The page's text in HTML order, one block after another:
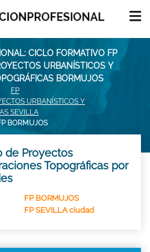
CICLO FORMATIVO FP
URBANÍSTICOS Y
BORMUJOS
FP
URBANÍSTICOS Y
SEVILLA
BORMUJOS
de Proyectos
Topográficas por
FP BORMUJOS
FP SEVILLA ciudad